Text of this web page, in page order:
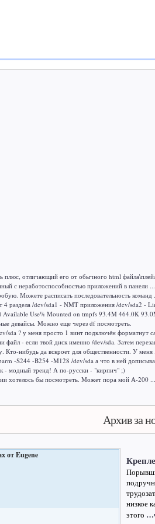
плюс, отличающий его от обычного html
с неработоспособностью приложений в панели ...
Можете расписать последовательность команд
4 раздела /dev/sda1 - NMT приложения /dev/sda2 -
Available Use% Mounted on tmpfs 93.4M 464.0K
девайсы. Можно еще через df посмотреть.
sda ? у меня просто 1 винт подключён форматнут
файл - если твой диск именно /dev/sda. Затем
Кто-нибудь да вскроет для общественности. У меня
-S244 -B254 -M128 /dev/sda а что в ней
- модный тренд! А по-русски - "кирпич" ;)
хотелось бы посмотреть. Может пора мой А-200 ...
Архив за
низкое
этого